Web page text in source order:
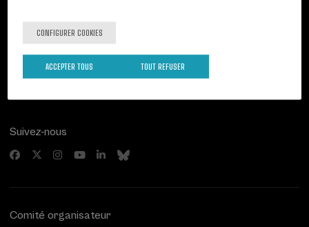
Palacio Miramar
Gipuzkoa, Spain
Suivez-nous
Comité organisateur
CONFIGURER COOKIES
TOUT REFUSER
ACCEPTER TOUS